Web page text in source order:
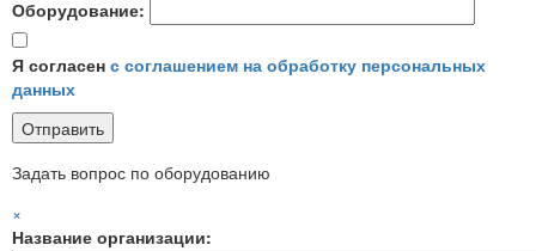
Оборудование:
Я согласен с соглашением на обработку персональных
данных
Задать вопрос по оборудованию
×
Название организации: